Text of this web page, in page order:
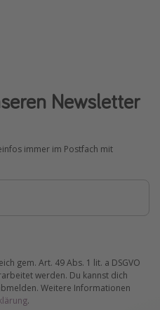
Newsletter
immer im Postfach mit
gem. Art. 49 Abs. 1 lit. a DSGVO
werden. Du kannst dich
Weitere Informationen
.